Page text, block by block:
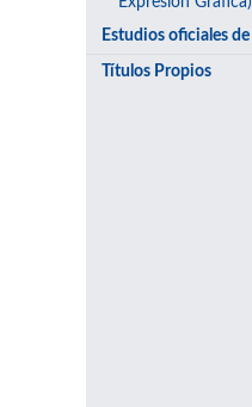
Estudios oficiales
Títulos Propios